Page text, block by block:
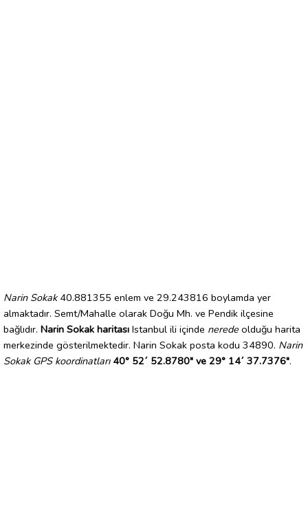
Narin Sokak40.881355 enlem ve 29.243816 boylamda yer
almaktadır. Semt/Mahalle olarak Doğu Mh. ve Pendik ilçesine
bağlıdır. Narin Sokak haritası Istanbul ili içinde nerede olduğu harita
merkezinde gösterilmektedir. Narin Sokak posta kodu 34890. Narin
Sokak GPS koordinatları 40° 52´ 52.8780" ve 29° 14´ 37.7376".